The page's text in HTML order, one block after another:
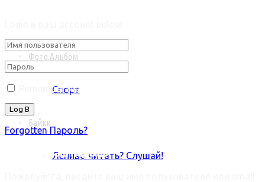
Фото.Альбом
Спорт
Байки
Лениво читать? Слушай!
Remember Me
Forgotten Пароль?
Retrieve ваш пароль